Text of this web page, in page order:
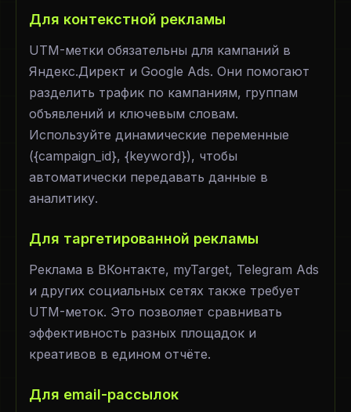
Для контекстной рекламы
UTM-метки обязательны для кампаний в
Яндекс.Директ и Google Ads. Они помогают
разделить трафик по кампаниям, группам
объявлений и ключевым словам.
Используйте динамические переменные
({campaign_id}, {keyword}), чтобы
автоматически передавать данные в
аналитику.
Для таргетированной рекламы
Реклама в ВКонтакте, myTarget, Telegram Ads
и других социальных сетях также требует
UTM-меток. Это позволяет сравнивать
эффективность разных площадок и
креативов в едином отчёте.
Для email-рассылок